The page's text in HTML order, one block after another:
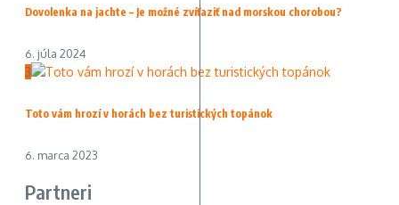
Dovolenka na jachte – Je možné zvíťaziť nad morskou chorobou?
6. júla 2024
3
Toto vám hrozí v horách bez turistických topánok
6. marca 2023
Partneri